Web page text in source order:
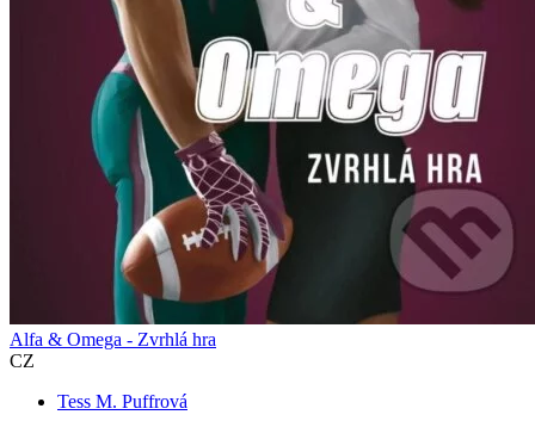
Alfa & Omega - Zvrhlá hra
CZ
Tess M. Puffrová